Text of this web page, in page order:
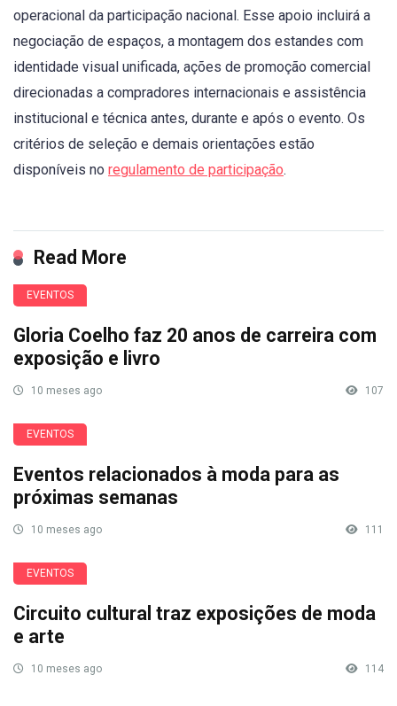
operacional da participação nacional. Esse apoio incluirá a
negociação de espaços, a montagem dos estandes com
identidade visual unificada, ações de promoção comercial
direcionadas a compradores internacionais e assistência
institucional e técnica antes, durante e após o evento. Os
critérios de seleção e demais orientações estão
disponíveis no regulamento de participação.
Read More
EVENTOS
Gloria Coelho faz 20 anos de carreira com
exposição e livro
10 meses ago 107
EVENTOS
Eventos relacionados à moda para as
próximas semanas
10 meses ago 111
EVENTOS
Circuito cultural traz exposições de moda
e arte
10 meses ago 114